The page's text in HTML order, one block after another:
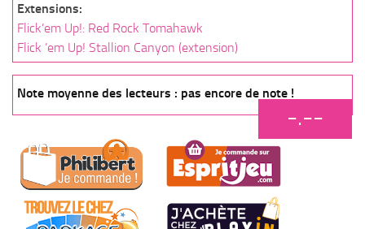
Extensions:
Flick’em Up!: Red Rock Tomahawk
Flick ’em Up! Stallion Canyon (extension)
Note moyenne des lecteurs : pas encore de note !
-.--